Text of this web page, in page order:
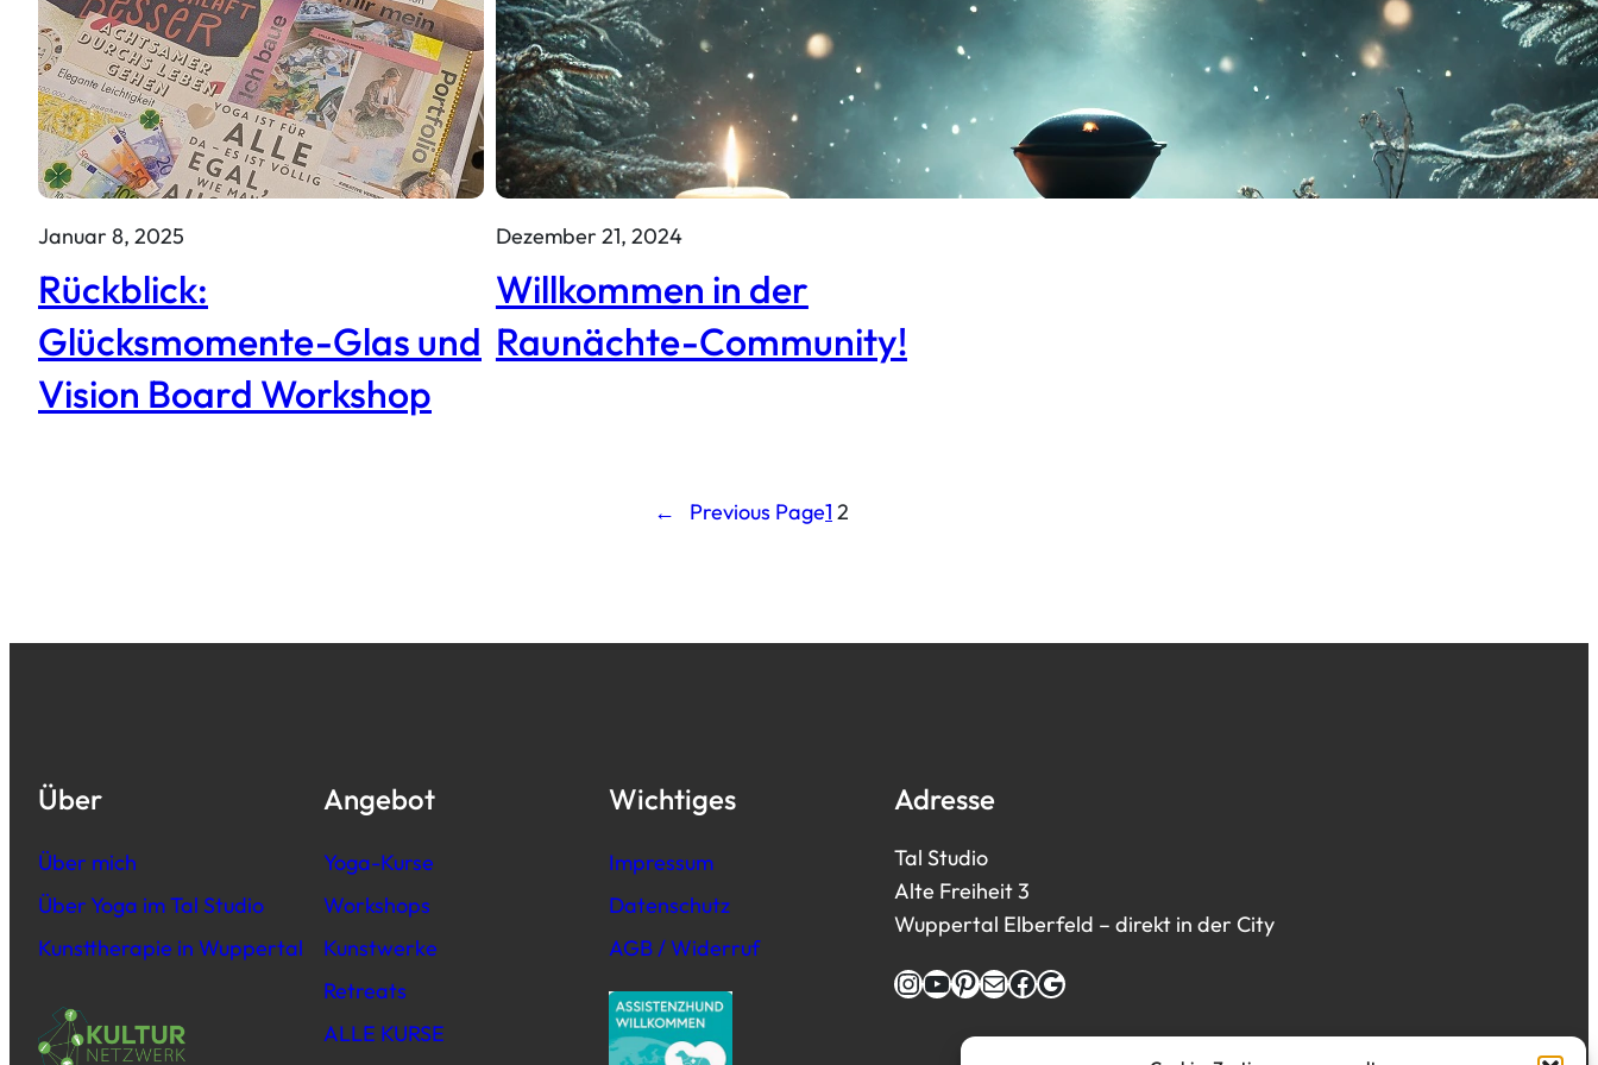
Januar 8, 2025
Rückblick:
Glücksmomente-Glas und
Vision Board Workshop
Dezember 21, 2024
Willkommen in der
Raunächte-Community!
← Previous Page1 2
Über
Über mich
Über Yoga im Tal Studio
Kunsttherapie in Wuppertal
Angebot
Yoga-Kurse
Workshops
Kunstwerke
Retreats
ALLE KURSE
Wichtiges
Impressum
Datenschutz
AGB / Widerruf
Adresse
Tal Studio
Alte Freiheit 3
Wuppertal Elberfeld – direkt in der City
InstagramYouTube Pinterest E-Mail Facebook Google